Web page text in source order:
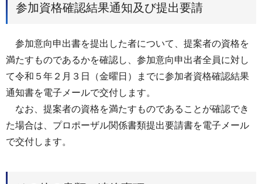
参加資格確認結果通知及び提出要請
参加意向申出書を提出した者について、提案者の資格を
満たすものであるかを確認し、参加意向申出者全員に対し
て令和５年２月３日（金曜日）までに参加者資格確認結果
通知書を電子メールで交付します。
なお、提案者の資格を満たすものであることが確認でき
た場合は、プロポーザル関係書類提出要請書を電子メール
で交付します。